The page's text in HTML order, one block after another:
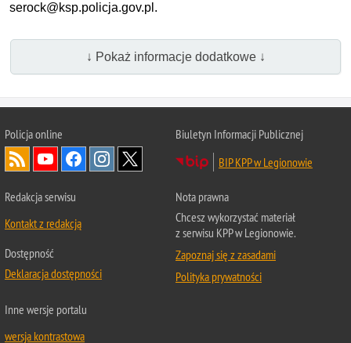
serock@ksp.policja.gov.pl.
↓ Pokaż informacje dodatkowe ↓
Policja online
Biuletyn Informacji Publicznej
BIP KPP w Legionowie
Redakcja serwisu
Kontakt z redakcją
Dostępność
Deklaracja dostępności
Nota prawna
Chcesz wykorzystać materiał
z serwisu KPP w Legionowie.
Zapoznaj się z zasadami
Polityka prywatności
Inne wersje portalu
wersja kontrastowa